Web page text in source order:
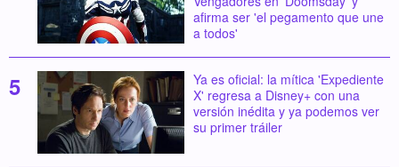
afirma ser 'el pegamento que une
a todos'
Ya es oficial: la mítica 'Expediente
X' regresa a Disney+ con una
versión inédita y ya podemos ver
su primer tráiler